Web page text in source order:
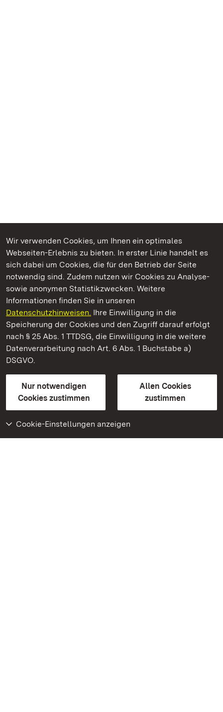
Wir verwenden Cookies, um Ihnen ein optimales
Webseiten-Erlebnis zu bieten. In erster Linie handelt es
sich dabei um Cookies, die für den Betrieb der Seite
notwendig sind. Zudem nutzen wir Cookies zu Analyse-
sowie anonymen Statistikzwecken. Weitere
Informationen finden Sie in unseren
Datenschutzhinweisen. Ihre Einwilligung in die
Speicherung der Cookies und den Zugriff darauf erfolgt
nach § 25 Abs. 1 TTDSG, die Einwilligung in die weitere
Datenverarbeitung nach Art. 6 Abs. 1 Buchstabe a)
DSGVO.
Nur notwendigen
Cookies zustimmen
Allen Cookies
zustimmen
Cookie-Einstellungen anzeigen
Kommen. Staunen. Genießen.
Botanischer Garten Karlsruhe
Staatliche Schlösser und Gärten Baden-Württemberg
Kontakt
GebärdenspracheLeichte Sprache
Erklärung zur Barrierefreiheit
BITV-konform (geprüfte Seiten)
Weiteres